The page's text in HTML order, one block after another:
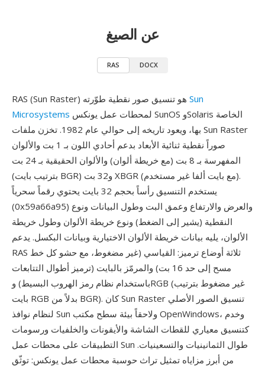
عن الصيغ
RAS DOCX
Sun
Microsystems
بها، ويعود تاريخه إلى حوالي عام 1982. تخزن ملفات Sun Raster
صوراً نقطية ثنائية الأبعاد بدعم أحادي اللون بـ 1 بت والألوان
المفهرسة بـ 8 بت (مع خريطة ألوان) والألوان الحقيقية بـ 24 بت
(بترتيب بايت BGR) و32 بت XBGR (مع بايت ألفا غير مستخدم).
يستخدم التنسيق رأساً بحجم 32 بايت يحتوي رقماً سحرياً
(0x59a66a95) والعرض والارتفاع وعمق البت وطول البيانات ونوع
النقطية (يشير إلى الضغط) ونوع خريطة الألوان وطول خريطة
الألوان، يليه بيانات خريطة الألوان الاختيارية وبيانات البكسل. يدعم
RAS ثلاثة أوضاع ترميز: القياسي (غير مضغوط، مع حشو كل خط
مسح إلى حد 16 بت) والمرمّز بالبايت (ترميز أطوال التتابعات
باستخدام نظام رمز الهروب البسيط) وRGB (غير مضغوط بترتيب
بايت RGB بدلاً من BGR). كان Sun Raster تنسيق الصور الأصلي
لنظام نوافذ Sun ولاحقاً بيئة سطح مكتب OpenWindows، وخدم
كتنسيق معياري للقطات الشاشة والأيقونات والخلفيات ورسومات
التطبيقات على محطات عمل Sun طوال الثمانينيات والتسعينيات.
من أبرز مزاياه تمثيل تراث حوسبة محطات عمل يونكس: توثّق